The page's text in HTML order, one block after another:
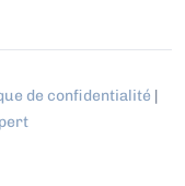
de confidentialité |